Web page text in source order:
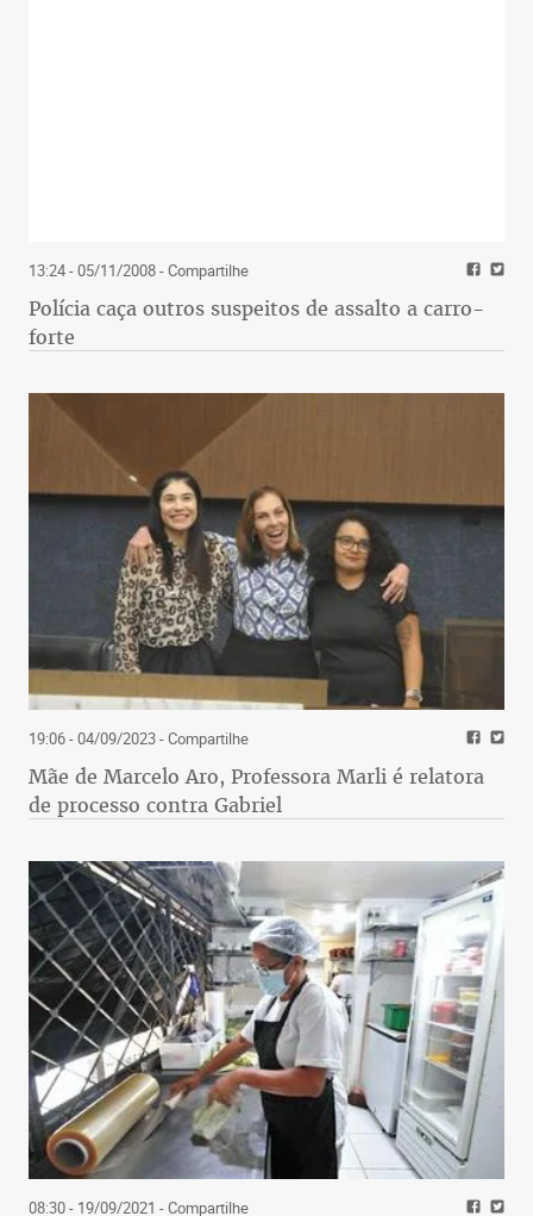
13:24 - 05/11/2008- Compartilhe
Polícia caça outros suspeitos de assalto a carro-
forte
19:06 - 04/09/2023- Compartilhe
Mãe de Marcelo Aro, Professora Marli é relatora
de processo contra Gabriel
08:30 - 19/09/2021 - Compartilhe